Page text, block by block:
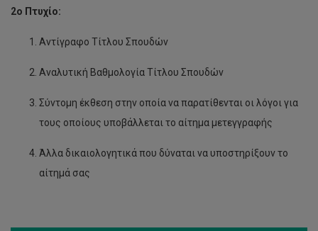
2ο Πτυχίο:
Αντίγραφο Τίτλου Σπουδών
Αναλυτική Βαθμολογία Τίτλου Σπουδών
Σύντομη έκθεση στην οποία να παρατίθενται οι λόγοι για
τους οποίους υποβάλλεται το αίτημα μετεγγραφής
Άλλα δικαιολογητικά που δύναται να υποστηρίξουν το
αίτημά σας